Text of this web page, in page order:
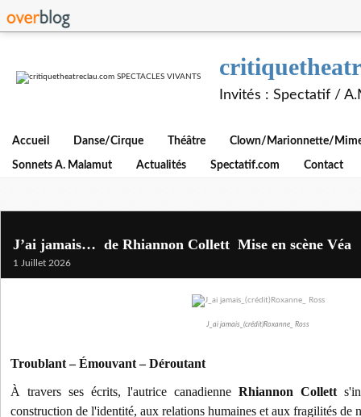
Invités : Spectatif /
Accueil Danse/Cirque Théâtre Clown/Marionnette/
Sonnets A. Malamut Actualités Spectatif.com Contact
J’ai jamais… de Rhiannon Collett Mise en scène Véa
1 Juillet 2026
J_ai jamais_(crédit)Roxanne_ Ross
Troublant – Émouvant – Déroutant
À travers ses écrits, l'autrice canadienneRhiannon Collett
construction de l'identité, aux relations humaines et aux fragilités de